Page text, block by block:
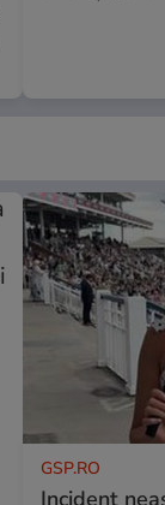
GSP.RO